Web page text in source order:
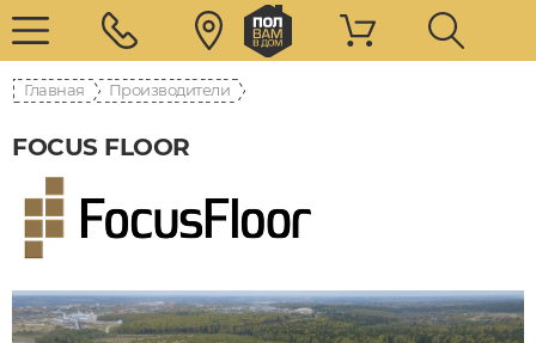
Главная Производители
FOCUS FLOOR